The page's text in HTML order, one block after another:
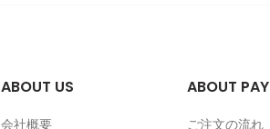
ABOUT US
会社概要
ABOUT PAY
ご注文の流れ